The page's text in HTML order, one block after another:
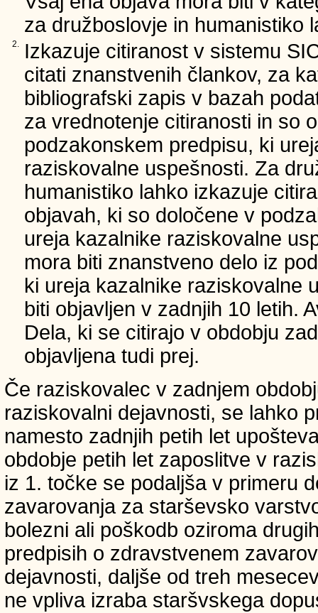
za družboslovje in humanistiko
2.
Izkazuje citiranost v sistemu
citati znanstvenih člankov, za
bibliografski zapis v bazah
za vrednotenje citiranosti in so
podzakonskem predpisu, ki
raziskovalne uspešnosti. Za
humanistiko lahko izkazuje
objavah, ki so določene v
ureja kazalnike raziskovalne
mora biti znanstveno delo iz
ki ureja kazalnike raziskovalne
biti objavljen v zadnjih 10 letih.
Dela, ki se citirajo v obdobju
objavljena tudi prej.
Če raziskovalec v zadnjem
raziskovalni dejavnosti, se lahko
namesto zadnjih petih let
obdobje petih let zaposlitve v
iz 1. točke se podaljša v primeru
zavarovanja za starševsko
bolezni ali poškodb oziroma
predpisih o zdravstvenem
dejavnosti, daljše od treh
ne vpliva izraba staršvskega